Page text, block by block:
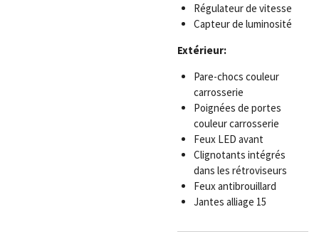
Régulateur de vitesse
Capteur de luminosité
Extérieur:
Pare-chocs couleur
carrosserie
Poignées de portes
couleur carrosserie
Feux LED avant
Clignotants intégrés
dans les rétroviseurs
Feux antibrouillard
Jantes alliage 15